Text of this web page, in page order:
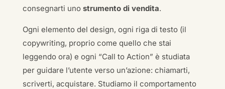
consegnarti uno strumento di vendita.
Ogni elemento del design, ogni riga di testo (il
copywriting, proprio come quello che stai
leggendo ora) e ogni “Call to Action” è studiata
per guidare l’utente verso un’azione: chiamarti,
scriverti, acquistare. Studiamo il comportamento